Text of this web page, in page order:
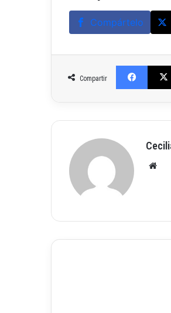
Compártelo
Compartir
Facebook